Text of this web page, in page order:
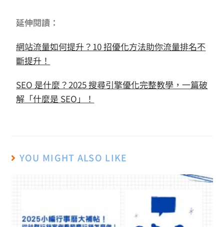
延伸閱讀：
網站流量如何提升？10 招優化方法助你流量排名不
斷提升！
SEO 是什麼？2025 搜尋引擎優化完整教學，一篇破
解「什麼是 SEO」！
YOU MIGHT ALSO LIKE